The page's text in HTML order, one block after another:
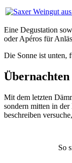
Eine Degustation
oder Apéros für
Die Sonne ist unten,
Mit dem letzten
sondern mitten in
beschreiben
So